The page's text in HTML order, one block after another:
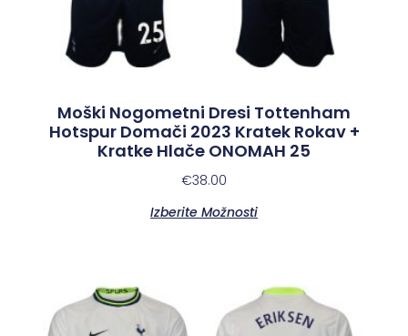
Moški Nogometni Dresi Tottenham
Hotspur Domači 2023 Kratek Rokav +
Kratke Hlače ONOMAH 25
€38.00
Izberite Možnosti